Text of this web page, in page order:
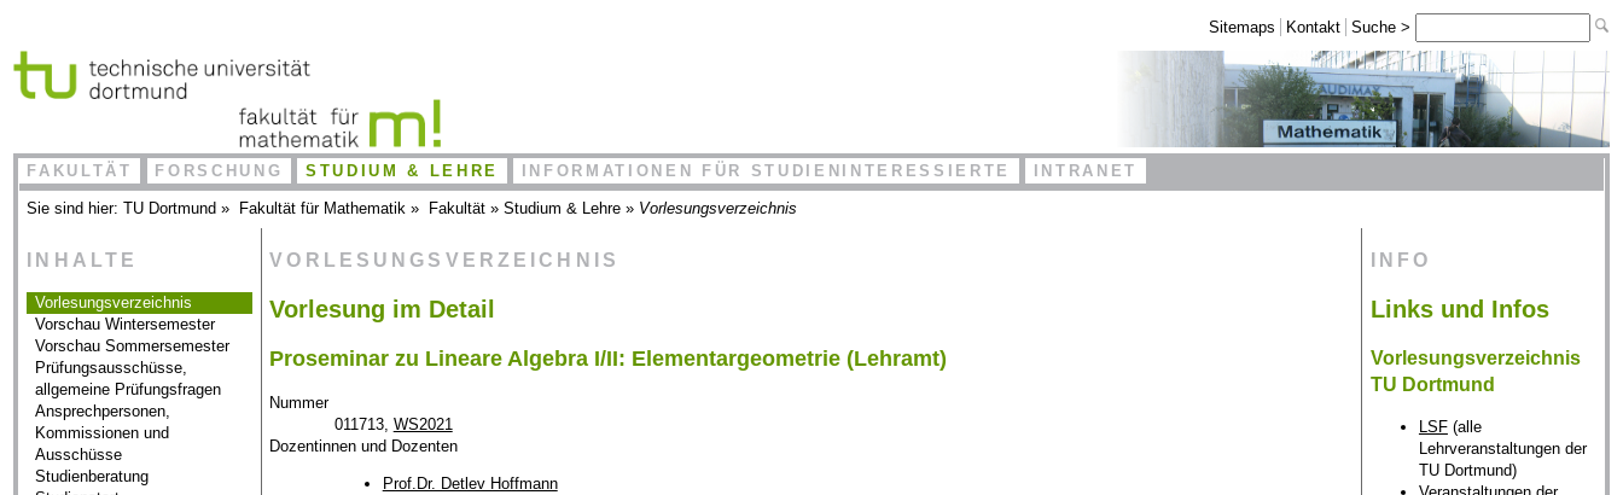
Sitemaps Kontakt Suche >
FAKULTÄT FORSCHUNG STUDIUM & LEHRE INFORMATIONEN FÜR STUDIENINTERESSIERTE INTRANET
Sie sind hier:TU Dortmund » Fakultät für Mathematik » Fakultät »Studium & Lehre » Vorlesungsverzeichnis
INHALTE
Vorlesungsverzeichnis
Vorschau Wintersemester
Vorschau Sommersemester
Prüfungsausschüsse,
allgemeine Prüfungsfragen
Ansprechpersonen,
Kommissionen und
Ausschüsse
Studienberatung
VORLESUNGSVERZEICHNIS
Vorlesung im Detail
Proseminar zu Lineare Algebra I/II: Elementargeometrie (Lehramt)
Nummer
011713, WS2021
Dozentinnen und Dozenten
Prof.Dr. Detlev Hoffmann
INFO
Links und Infos
Vorlesungsverzeichnis
TU Dortmund
LSF(alle
Lehrveranstaltungen der
TU Dortmund)